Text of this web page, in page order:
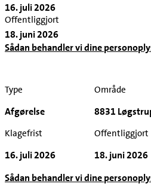
16. juli 2026
Offentliggjort
18. juni 2026
Sådan behandler vi dine
Type
Afgørelse
Område
8831
Klagefrist
16. juli 2026
Offentliggjort
18. juni 2026
Sådan behandler vi dine